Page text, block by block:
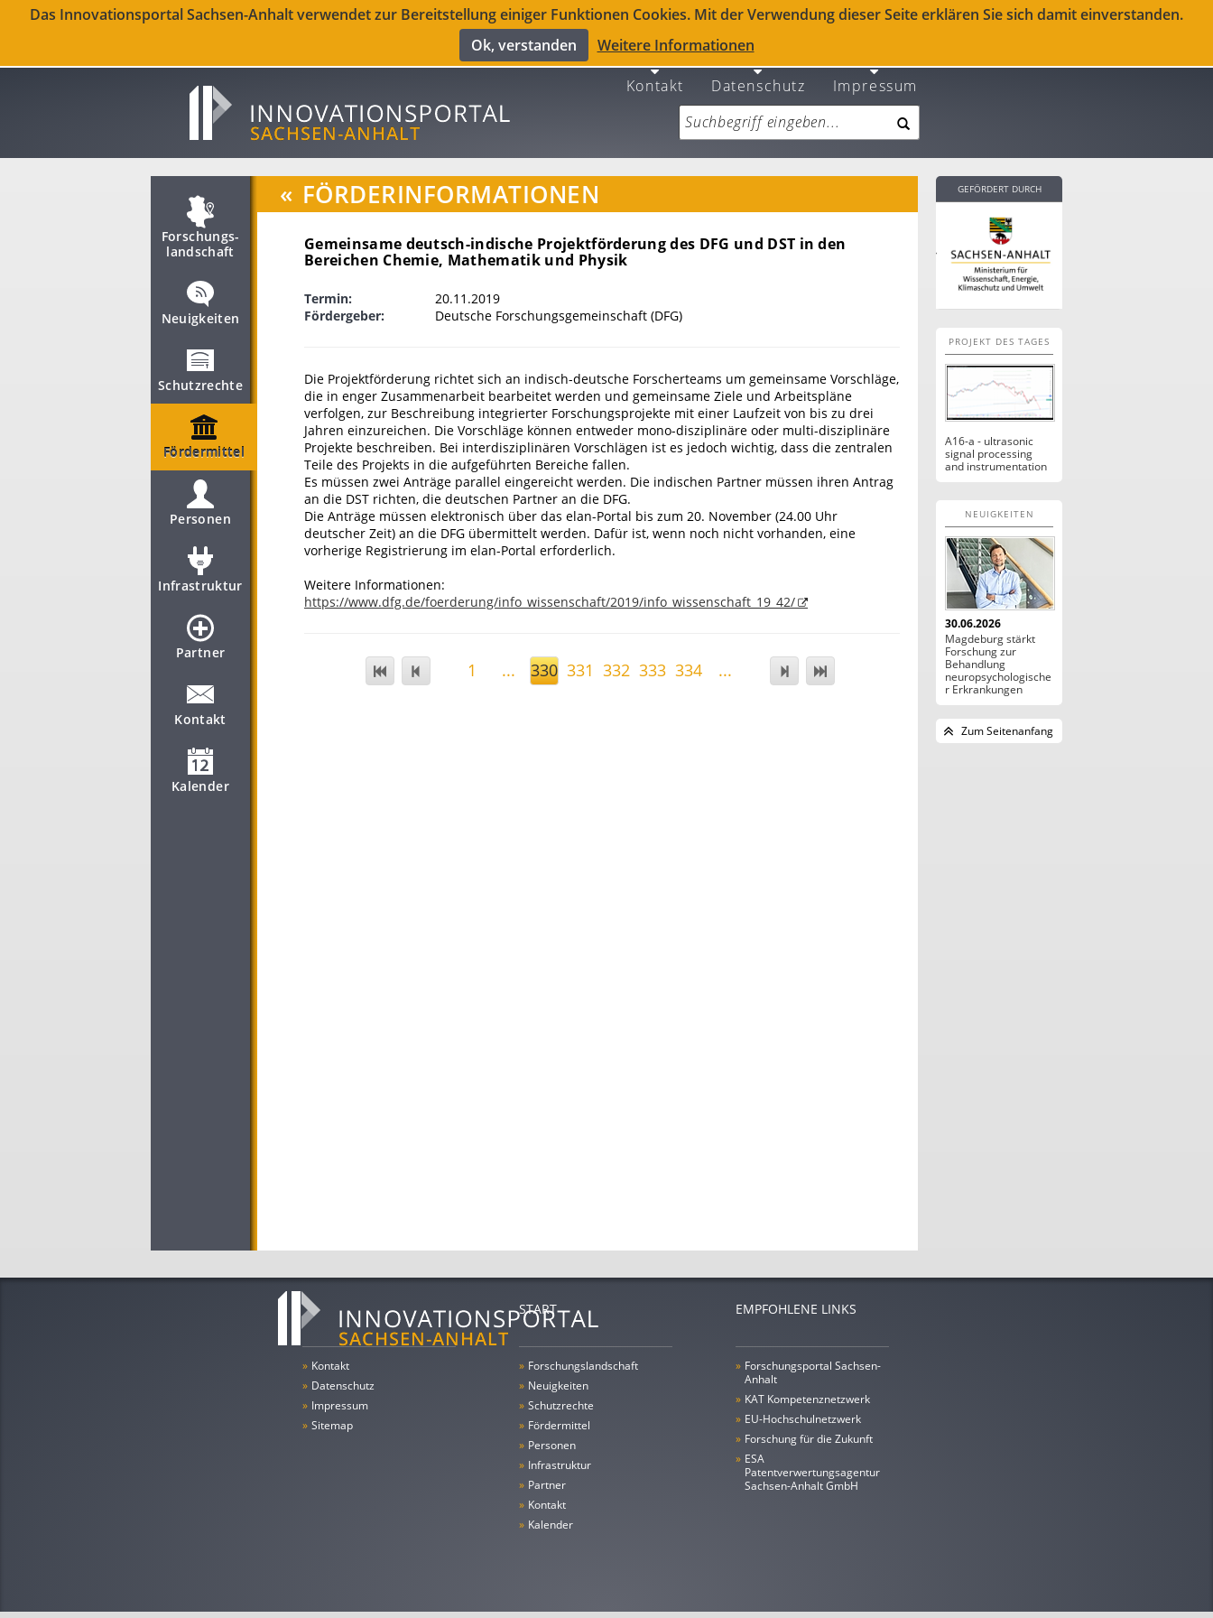
Das Innovationsportal Sachsen-Anhalt verwendet zur Bereitstellung einiger Funktionen Cookies. Mit der Verwendung dieser Seite erklären Sie sich damit einverstanden.
Ok, verstanden
Weitere Informationen
Kontakt Datenschutz Impressum
Forschungs­
landschaft
Neuigkeiten
Schutzrechte
Fördermittel
Personen
Infrastruktur
Partner
Kontakt
Kalender
« FÖRDERINFORMATIONEN
Gemeinsame deutsch-indische Projektförderung des DFG und DST in den
Bereichen Chemie, Mathematik und Physik
Termin:
20.11.2019
Fördergeber:
Deutsche Forschungsgemeinschaft (DFG)
Die Projektförderung richtet sich an indisch-deutsche Forscherteams um gemeinsame Vorschläge,
die in enger Zusammenarbeit bearbeitet werden und gemeinsame Ziele und Arbeitspläne
verfolgen, zur Beschreibung integrierter Forschungsprojekte mit einer Laufzeit von bis zu drei
Jahren einzureichen. Die Vorschläge können entweder mono-disziplinäre oder multi-disziplinäre
Projekte beschreiben. Bei interdisziplinären Vorschlägen ist es jedoch wichtig, dass die zentralen
Teile des Projekts in die aufgeführten Bereiche fallen.
Es müssen zwei Anträge parallel eingereicht werden. Die indischen Partner müssen ihren Antrag
an die DST richten, die deutschen Partner an die DFG.
Die Anträge müssen elektronisch über das elan-Portal bis zum 20. November (24.00 Uhr
deutscher Zeit) an die DFG übermittelt werden. Dafür ist, wenn noch nicht vorhanden, eine
vorherige Registrierung im elan-Portal erforderlich.
Weitere Informationen:
https://www.dfg.de/foerderung/info_wissenschaft/2019/info_wissenschaft_19_42/
1 ... 330 331 332 333 334 ...
GEFÖRDERT DURCH
PROJEKT DES TAGES
A16-a - ultrasonic
signal processing
and instrumentation
NEUIGKEITEN
30.06.2026
Magdeburg stärkt
Forschung zur
Behandlung
neuropsychologische
r Erkrankungen
Zum Seitenanfang
» Kontakt
» Datenschutz
» Impressum
» Sitemap
START
» Forschungs­landschaft
» Neuigkeiten
» Schutzrechte
» Fördermittel
» Personen
» Infrastruktur
» Partner
» Kontakt
» Kalender
EMPFOHLENE LINKS
» Forschungsportal Sachsen-
Anhalt
» KAT Kompetenznetzwerk
» EU-Hochschulnetzwerk
» Forschung für die Zukunft
» ESA
Patentverwertungsagentur
Sachsen-Anhalt GmbH